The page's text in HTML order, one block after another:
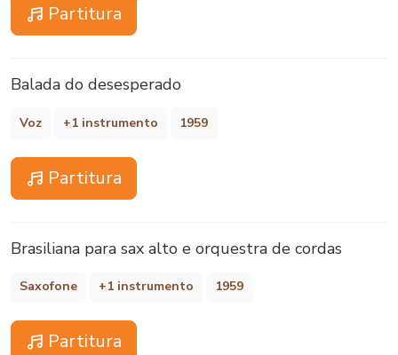
Partitura
Balada do desesperado
Voz +1 instrumento 1959
Partitura
Brasiliana para sax alto e orquestra de cordas
Saxofone +1 instrumento 1959
Partitura